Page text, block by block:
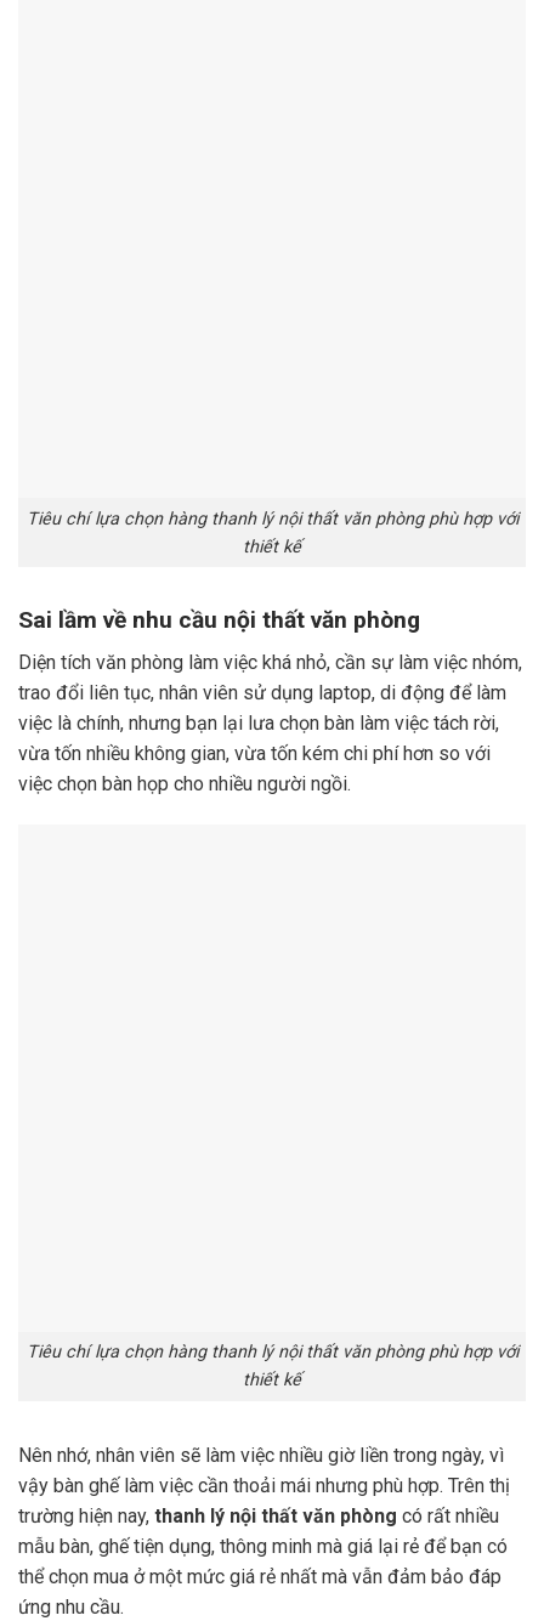
Tiêu chí lựa chọn hàng thanh lý nội thất văn phòng phù hợp với
thiết kế
Sai lầm về nhu cầu nội thất văn phòng
Diện tích văn phòng làm việc khá nhỏ, cần sự làm việc nhóm,
trao đổi liên tục, nhân viên sử dụng laptop, di động để làm
việc là chính, nhưng bạn lại lưa chọn bàn làm việc tách rời,
vừa tốn nhiều không gian, vừa tốn kém chi phí hơn so với
việc chọn bàn họp cho nhiều người ngồi.
Tiêu chí lựa chọn hàng thanh lý nội thất văn phòng phù hợp với
thiết kế
Nên nhớ, nhân viên sẽ làm việc nhiều giờ liền trong ngày, vì
vậy bàn ghế làm việc cần thoải mái nhưng phù hợp. Trên thị
trường hiện nay, thanh lý nội thất văn phòng có rất nhiều
mẫu bàn, ghế tiện dụng, thông minh mà giá lại rẻ để bạn có
thể chọn mua ở một mức giá rẻ nhất mà vẫn đảm bảo đáp
ứng nhu cầu.